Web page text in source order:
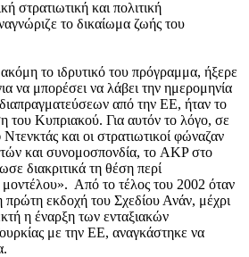
στρατιωτική και πολιτική
το δικαίωμα ζωής του
το ιδρυτικό του πρόγραμμα, ήξερε
να μπορέσει να λάβει την ημερομηνία
από την ΕΕ, ήταν το
του Κυπριακού. Για αυτόν το λόγο, σε
και οι στρατιωτικοί φώναζαν
και συνομοσπονδία, το AKP στο
διακριτικά τη θέση περί
Από το τέλος του 2002 όταν
πρώτη εκδοχή του Σχεδίου Ανάν, μέχρι
η έναρξη των ενταξιακών
με την ΕΕ, αναγκάστηκε να